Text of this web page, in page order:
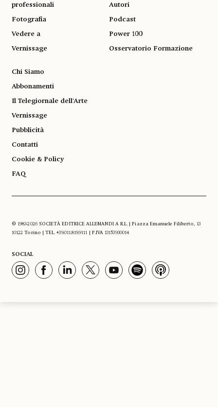
professionali
Fotografia
Vedere a
Vernissage
Autori
Podcast
Power 100
Osservatorio Formazione
Chi Siamo
Abbonamenti
Il Telegiornale dell'Arte
Vernissage
Pubblicità
Contatti
Cookie & Policy
FAQ
© 1983-2026 SOCIETÀ EDITRICE ALLEMANDI A R.L. | Piazza Emanuele Filiberto, 13
10122 Torino | TEL. +39.011.819.9111 | P.IVA 13153930014
SOCIAL